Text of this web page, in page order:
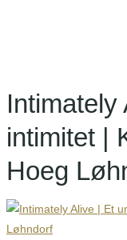
intimitet |
Hoeg